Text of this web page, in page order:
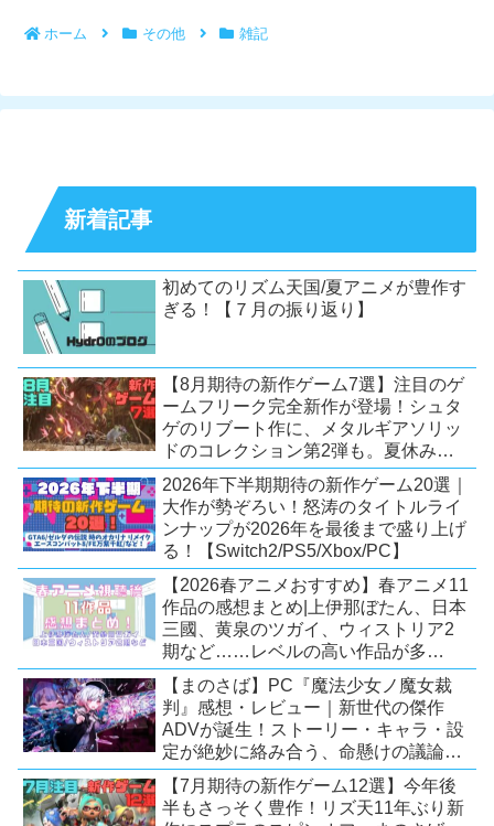
ホーム その他 雑記
新着記事
初めてのリズム天国/夏アニメが豊作す
ぎる！【７月の振り返り】
【8月期待の新作ゲーム7選】注目のゲ
ームフリーク完全新作が登場！シュタ
ゲのリブート作に、メタルギアソリッ
ドのコレクション第2弾も。夏休みを
盛り上げるタイトル大集合！
【Switch2/PS5/PC】
2026年下半期期待の新作ゲーム20選｜
大作が勢ぞろい！怒涛のタイトルライ
ンナップが2026年を最後まで盛り上げ
る！【Switch2/PS5/Xbox/PC】
【2026春アニメおすすめ】春アニメ11
作品の感想まとめ|上伊那ぼたん、日本
三國、黄泉のツガイ、ウィストリア2
期など……レベルの高い作品が多
い！？
【まのさば】PC『魔法少女ノ魔女裁
判』感想・レビュー｜新世代の傑作
ADVが誕生！ストーリー・キャラ・設
定が絶妙に絡み合う、命懸けの議論ミ
ステリー【PC/Switch】
【7月期待の新作ゲーム12選】今年後
半もさっそく豊作！リズ天11年ぶり新